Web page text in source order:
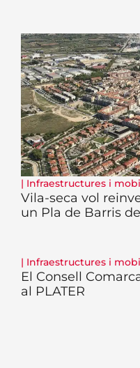
| Infraestructures i
Vila-seca vol
un Pla de Barris
| Infraestructures i
El Consell
al PLATER